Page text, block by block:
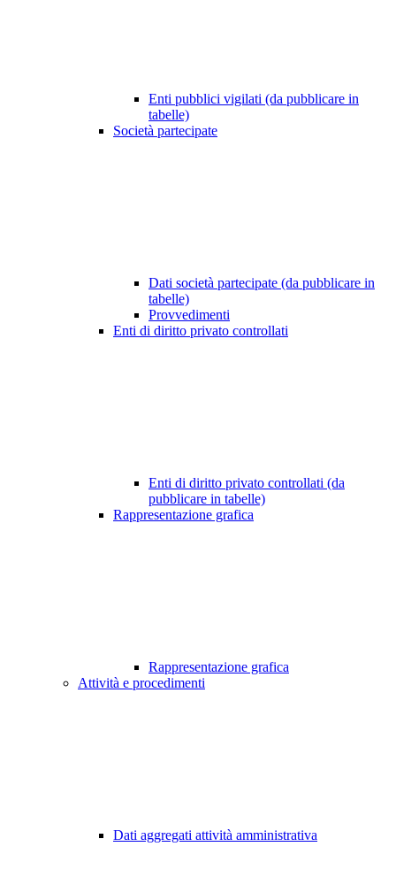
Enti pubblici vigilati (da pubblicare in
tabelle)
Società partecipate
Dati società partecipate (da pubblicare in
tabelle)
Provvedimenti
Enti di diritto privato controllati
Enti di diritto privato controllati (da
pubblicare in tabelle)
Rappresentazione grafica
Rappresentazione grafica
Attività e procedimenti
Dati aggregati attività amministrativa